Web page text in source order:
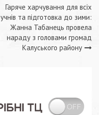
Гаряче харчування для всіх
учнів та підготовка до зими:
Жанна Табанець провела
нараду з головами громад
Калуського району